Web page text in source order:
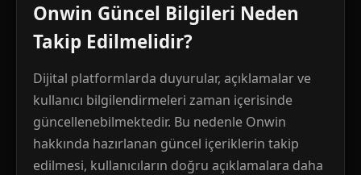
Onwin Güncel Bilgileri Neden
Takip Edilmelidir?
Dijital platformlarda duyurular, açıklamalar ve
kullanıcı bilgilendirmeleri zaman içerisinde
güncellenebilmektedir. Bu nedenle Onwin
hakkında hazırlanan güncel içeriklerin takip
edilmesi, kullanıcıların doğru açıklamalara daha